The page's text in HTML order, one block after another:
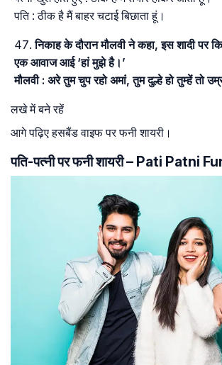
पति : ठीक है मैं बाहर चटाई बिछाता हूं।
निकाह के दौरान मौलवी ने कहा, इस शादी पर
एक आवाज आई ‘हां मुझे है।’
मौलवी : अरे तुम चुप रहो अमां, तुम दुल्हे हो तुम्हें तो
लखे में बने रहें
आगे पढ़िए हसबैंड वाइफ पर फनी शायरी।
पति-पत्नी पर फनी शायरी – Pati Patni